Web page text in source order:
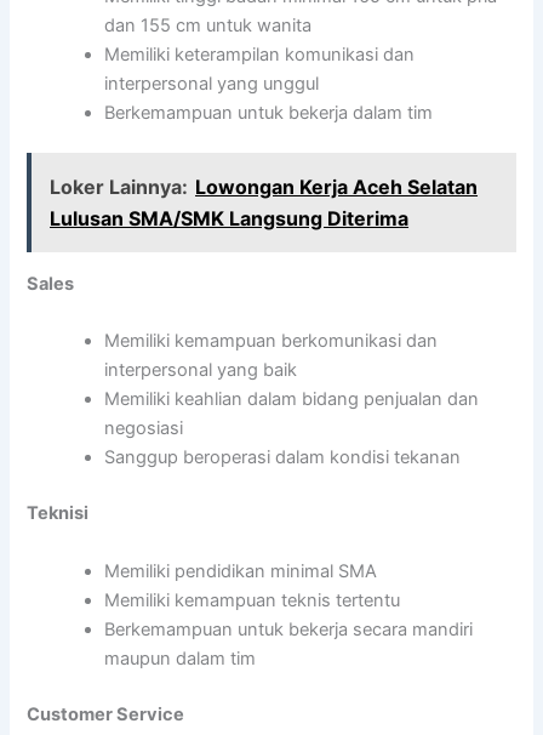
dan 155 cm untuk wanita
Memiliki keterampilan komunikasi dan
interpersonal yang unggul
Berkemampuan untuk bekerja dalam tim
Loker Lainnya: Lowongan Kerja Aceh Selatan
Lulusan SMA/SMK Langsung Diterima
Sales
Memiliki kemampuan berkomunikasi dan
interpersonal yang baik
Memiliki keahlian dalam bidang penjualan dan
negosiasi
Sanggup beroperasi dalam kondisi tekanan
Teknisi
Memiliki pendidikan minimal SMA
Memiliki kemampuan teknis tertentu
Berkemampuan untuk bekerja secara mandiri
maupun dalam tim
Customer Service